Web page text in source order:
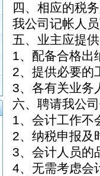
四、相应的税
我公司记帐人
五、业主应提
1、配备合格出
2、提供必要的
3、各有关业务
六、聘请我公
1、会计工作不
2、纳税申报及
3、会计人员的
4、无需考虑会